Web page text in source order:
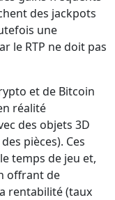
des jackpots
une
le RTP ne doit pas
et de Bitcoin
réalité
des objets 3D
pièces). Ces
temps de jeu et,
offrant de
rentabilité (taux